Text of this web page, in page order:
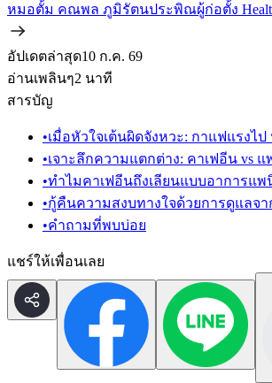
หมอตั้ม คณพล ภูมิรัตนประพิณผู้ก่อตั้ง
อัปเดตล่าสุด10 ก.ค. 69
อ่านเพลินๆ2 นาที
สารบัญ
•เมื่อหัวใจเต้นผิดจังหวะ: กาแฟแรงไป
•เจาะลึกความแตกต่าง: คาเฟอีน vs
•ทำไมคาเฟอีนถึงเลียนแบบอาการแพ
•กู้คืนความสงบทางใจด้วยการดูแลจ
•คำถามที่พบบ่อย
แชร์ให้เพื่อนเลย